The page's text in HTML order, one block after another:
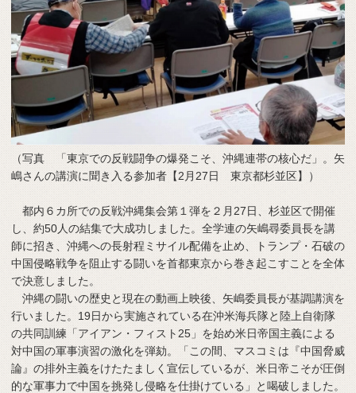
（写真 「東京での反戦闘争の爆発こそ、沖縄連帯の核心だ」。矢
嶋さんの講演に聞き入る参加者【2月27日 東京都杉並区】）
都内６カ所での反戦沖縄集会第１弾を２月27日、杉並区で開催
し、約50人の結集で大成功しました。全学連の矢嶋尋委員長を講
師に招き、沖縄への長射程ミサイル配備を止め、トランプ・石破の
中国侵略戦争を阻止する闘いを首都東京から巻き起こすことを全体
で決意しました。
沖縄の闘いの歴史と現在の動画上映後、矢嶋委員長が基調講演を
行いました。19日から実施されている在沖米海兵隊と陸上自衛隊
の共同訓練「アイアン・フィスト25」を始め米日帝国主義による
対中国の軍事演習の激化を弾劾。「この間、マスコミは『中国脅威
論』の排外主義をけたたましく宣伝しているが、米日帝こそが圧倒
的な軍事力で中国を挑発し侵略を仕掛けている」と喝破しました。